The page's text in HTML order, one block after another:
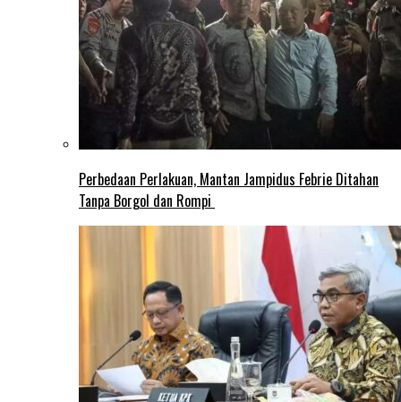
Perbedaan Perlakuan, Mantan Jampidus Febrie Ditahan
Tanpa Borgol dan Rompi